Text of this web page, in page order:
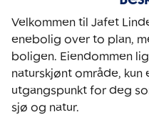
Velkommen til Jafet
enebolig over to plan,
boligen. Eiendommen
naturskjønt område,
utgangspunkt for deg
sjø og natur.